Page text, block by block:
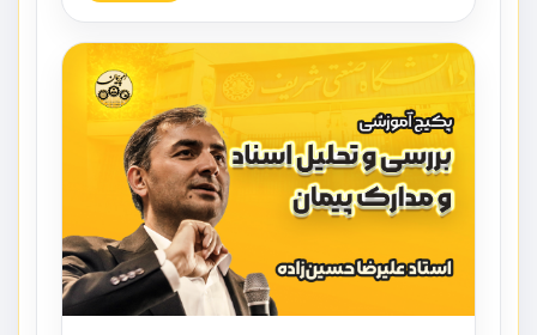
مدارک پیمان به همراه تجربیات عملی ارائه شده است.